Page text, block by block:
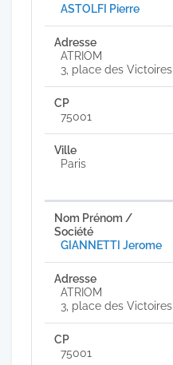
ASTOLFI Pierre
ATRIOM
3, place des Victoires
75001
Paris
GIANNETTI Jerome
ATRIOM
3, place des Victoires
75001